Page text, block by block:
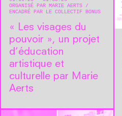
ORGANISÉ PAR MARIE AERTS
ENCADRÉ PAR LE COLLECTIF BONUS
« Les visages du
pouvoir », un projet
d’éducation
artistique et
culturelle par Marie
Aerts